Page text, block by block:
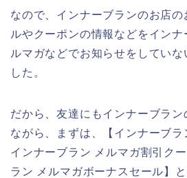
なので、インナーブランのお店
ルやクーポンの情報などをインナ
ルマガなどでお知らせをしていな
した。
だから、友達にもインナーブラン
ながら、まずは、【インナーブラ
インナーブラン メルマガ割引ク
ラン メルマガボーナスセール】